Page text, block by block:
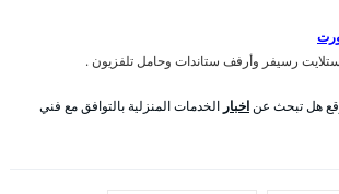
رسيفر وأرفف ستاندات وحامل تلفزيون .
هل تبحث عناخبار الخدمات المنزلية بالتوافق مع فني